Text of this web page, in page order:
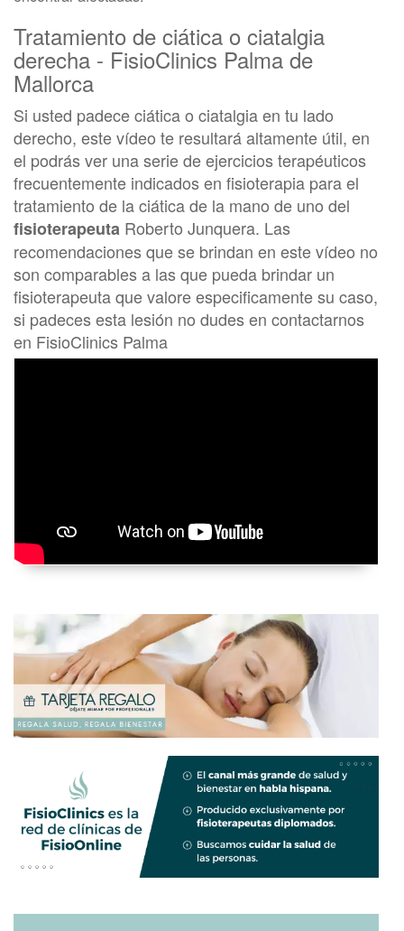
Tratamiento de ciática o ciatalgia
derecha - FisioClinics Palma de
Mallorca
Si usted padece ciática o ciatalgia en tu lado
derecho, este vídeo te resultará altamente útil, en
el podrás ver una serie de ejercicios terapéuticos
frecuentemente indicados en fisioterapia para el
tratamiento de la ciática de la mano de uno del
fisioterapeuta Roberto Junquera. Las
recomendaciones que se brindan en este vídeo no
son comparables a las que pueda brindar un
fisioterapeuta que valore especificamente su caso,
si padeces esta lesión no dudes en contactarnos
en FisioClinics Palma